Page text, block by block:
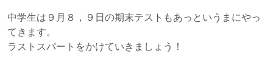
中学生は９月８，９日の期末テストもあっというまにやっ
てきます。
ラストスパートをかけていきましょう！